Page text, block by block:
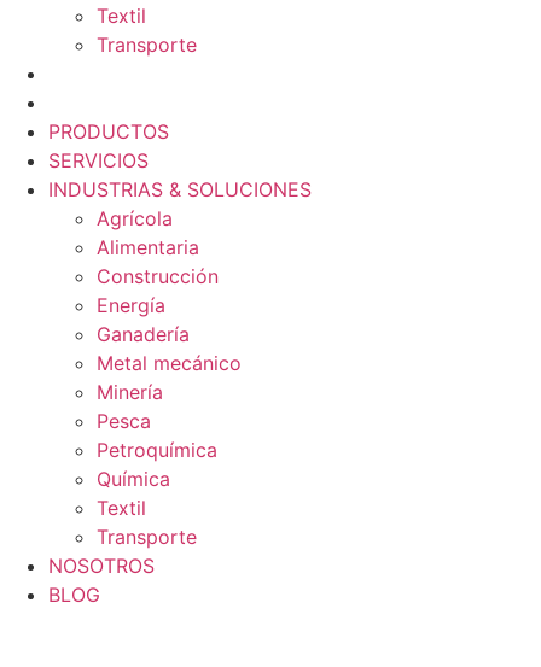
Textil
Transporte
PRODUCTOS
SERVICIOS
INDUSTRIAS & SOLUCIONES
Agrícola
Alimentaria
Construcción
Energía
Ganadería
Metal mecánico
Minería
Pesca
Petroquímica
Química
Textil
Transporte
NOSOTROS
BLOG